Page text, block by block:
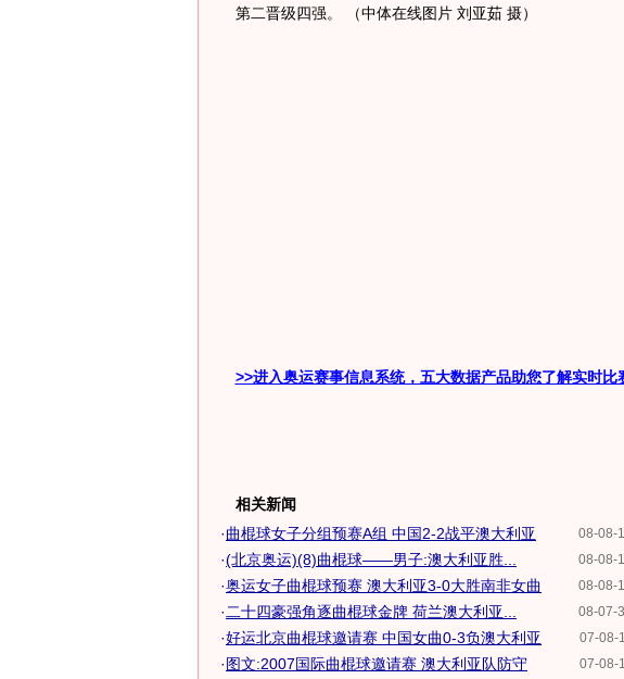
第二晋级四强。 （中体在线图片 刘亚茹 摄）
>>进入奥运赛事信息系统，五大数据产品助您了解实时比
相关新闻
08-08-
·曲棍球女子分组预赛A组 中国2-2战平澳大利亚
08-08-
·(北京奥运)(8)曲棍球——男子:澳大利亚胜...
08-08-
·奥运女子曲棍球预赛 澳大利亚3-0大胜南非女曲
08-07-
· 二十四豪强角逐曲棍球金牌 荷兰澳大利亚...
07-08-
·好运北京曲棍球邀请赛 中国女曲0-3负澳大利亚
07-08-
·图文:2007国际曲棍球邀请赛 澳大利亚队防守